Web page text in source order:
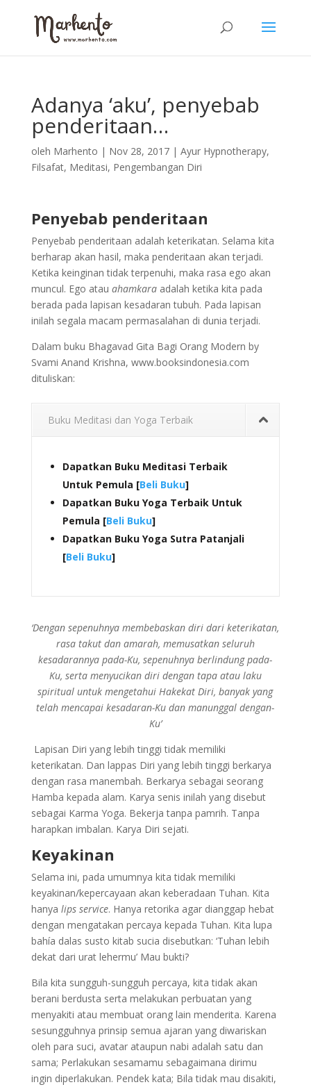
Adanya ‘aku’, penyebab
penderitaan…
oleh Marhento | Nov 28, 2017| Ayur Hypnotherapy,
Filsafat, Meditasi, Pengembangan Diri
Penyebab penderitaan
Penyebab penderitaan adalah keterikatan. Selama kita
berharap akan hasil, maka penderitaan akan terjadi.
Ketika keinginan tidak terpenuhi, maka rasa ego akan
muncul. Ego atau ahamkaraadalah ketika kita pada
berada pada lapisan kesadaran tubuh. Pada lapisan
inilah segala macam permasalahan di dunia terjadi.
Dalam buku Bhagavad Gita Bagi Orang Modern by
Svami Anand Krishna, www.booksindonesia.com
dituliskan:
Buku Meditasi dan Yoga Terbaik
Dapatkan Buku Meditasi Terbaik
Untuk Pemula [Beli Buku]
Dapatkan Buku Yoga Terbaik Untuk
Pemula [Beli Buku]
Dapatkan Buku Yoga Sutra Patanjali
[Beli Buku]
‘Dengan sepenuhnya membebaskan diri dari keterikatan,
rasa takut dan amarah, memusatkan seluruh
kesadarannya pada-Ku, sepenuhnya berlindung pada-
Ku, serta menyucikan diri dengan tapa atau laku
spiritual untuk mengetahui Hakekat Diri, banyak yang
telah mencapai kesadaran-Ku dan manunggal dengan-
Ku’
Lapisan Diri yang lebih tinggi tidak memiliki
keterikatan. Dan lappas Diri yang lebih tinggi berkarya
dengan rasa manembah. Berkarya sebagai seorang
Hamba kepada alam. Karya senis inilah yang disebut
sebagai Karma Yoga. Bekerja tanpa pamrih. Tanpa
harapkan imbalan. Karya Diri sejati.
Keyakinan
Selama ini, pada umumnya kita tidak memiliki
keyakinan/kepercayaan akan keberadaan Tuhan. Kita
hanya lips service. Hanya retorika agar dianggap hebat
dengan mengatakan percaya kepada Tuhan. Kita lupa
bahía dalas susto kitab sucia disebutkan: ‘Tuhan lebih
dekat dari urat lehermu’ Mau bukti?
Bila kita sungguh-sungguh percaya, kita tidak akan
berani berdusta serta melakukan perbuatan yang
menyakiti atau membuat orang lain menderita. Karena
sesungguhnya prinsip semua ajaran yang diwariskan
oleh para suci, avatar ataupun nabi adalah satu dan
sama; Perlakukan sesamamu sebagaimana dirimu
ingin diperlakukan. Pendek kata; Bila tidak mau disakiti,